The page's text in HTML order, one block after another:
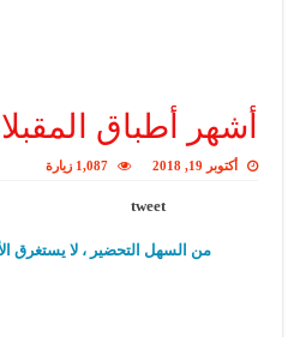
أشهر أطباق
أكتوبر 19, 2018 1,087 زيارة
tweet
من السهل التحضير ، لا يستغرق